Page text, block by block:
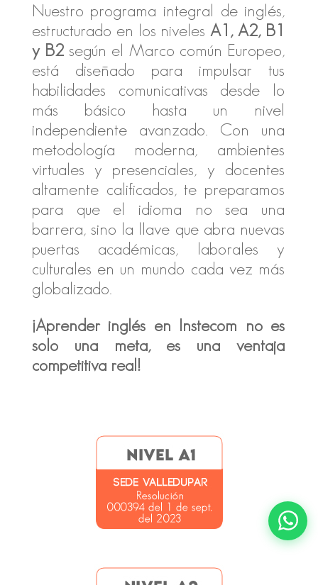
Nuestro programa integral de inglés,
estructurado en los niveles A1, A2, B1
y B2 según el Marco común Europeo,
está diseñado para impulsar tus
habilidades comunicativas desde lo
más básico hasta un nivel
independiente avanzado. Con una
metodología moderna, ambientes
virtuales y presenciales, y docentes
altamente calificados, te preparamos
para que el idioma no sea una
barrera, sino la llave que abra nuevas
puertas académicas, laborales y
culturales en un mundo cada vez más
globalizado.
¡Aprender inglés en Instecom no es
solo una meta, es una ventaja
competitiva real!